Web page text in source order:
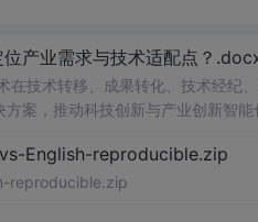
产业需求与技术适配点？
技术转移、成果转化、技术经纪
案，推动科技创新与产业创新智能
English-reproducible.zip
reproducible.zip